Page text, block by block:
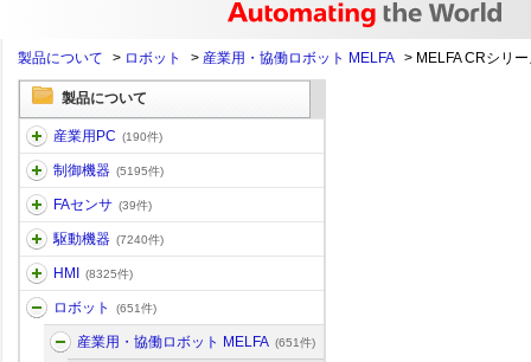
製品について > ロボット > 産業用・協働ロボット MELFA > MELFA CRシリ
製品について
産業用PC (190件)
制御機器 (5195件)
FAセンサ (39件)
駆動機器 (7240件)
HMI (8325件)
ロボット (651件)
産業用・協働ロボット MELFA (651件)